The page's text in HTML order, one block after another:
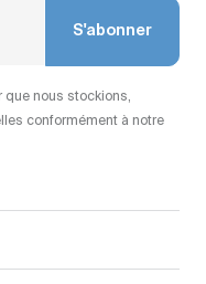
S'abonner
que nous stockions,
conformément à notre